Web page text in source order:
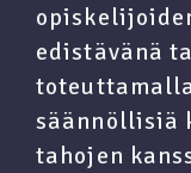
edistävänä
säännöllisiä
tahojen